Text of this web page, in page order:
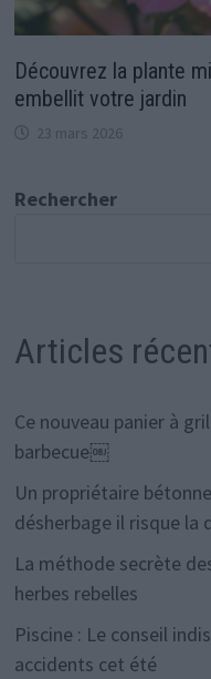
Découvrez la plante
embellit votre jardin
23 mars 2026
Rechercher
Articles
Ce nouveau panier à
barbecue￼
Un propriétaire
désherbage il risque la
La méthode secrète
herbes rebelles
Piscine : Le conseil
accidents cet été